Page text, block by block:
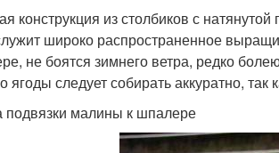
конструкция из столбиков с
широко распространенное
не боятся зимнего ветра, редко
ягоды следует собирать аккуратно,
малины к шпалере